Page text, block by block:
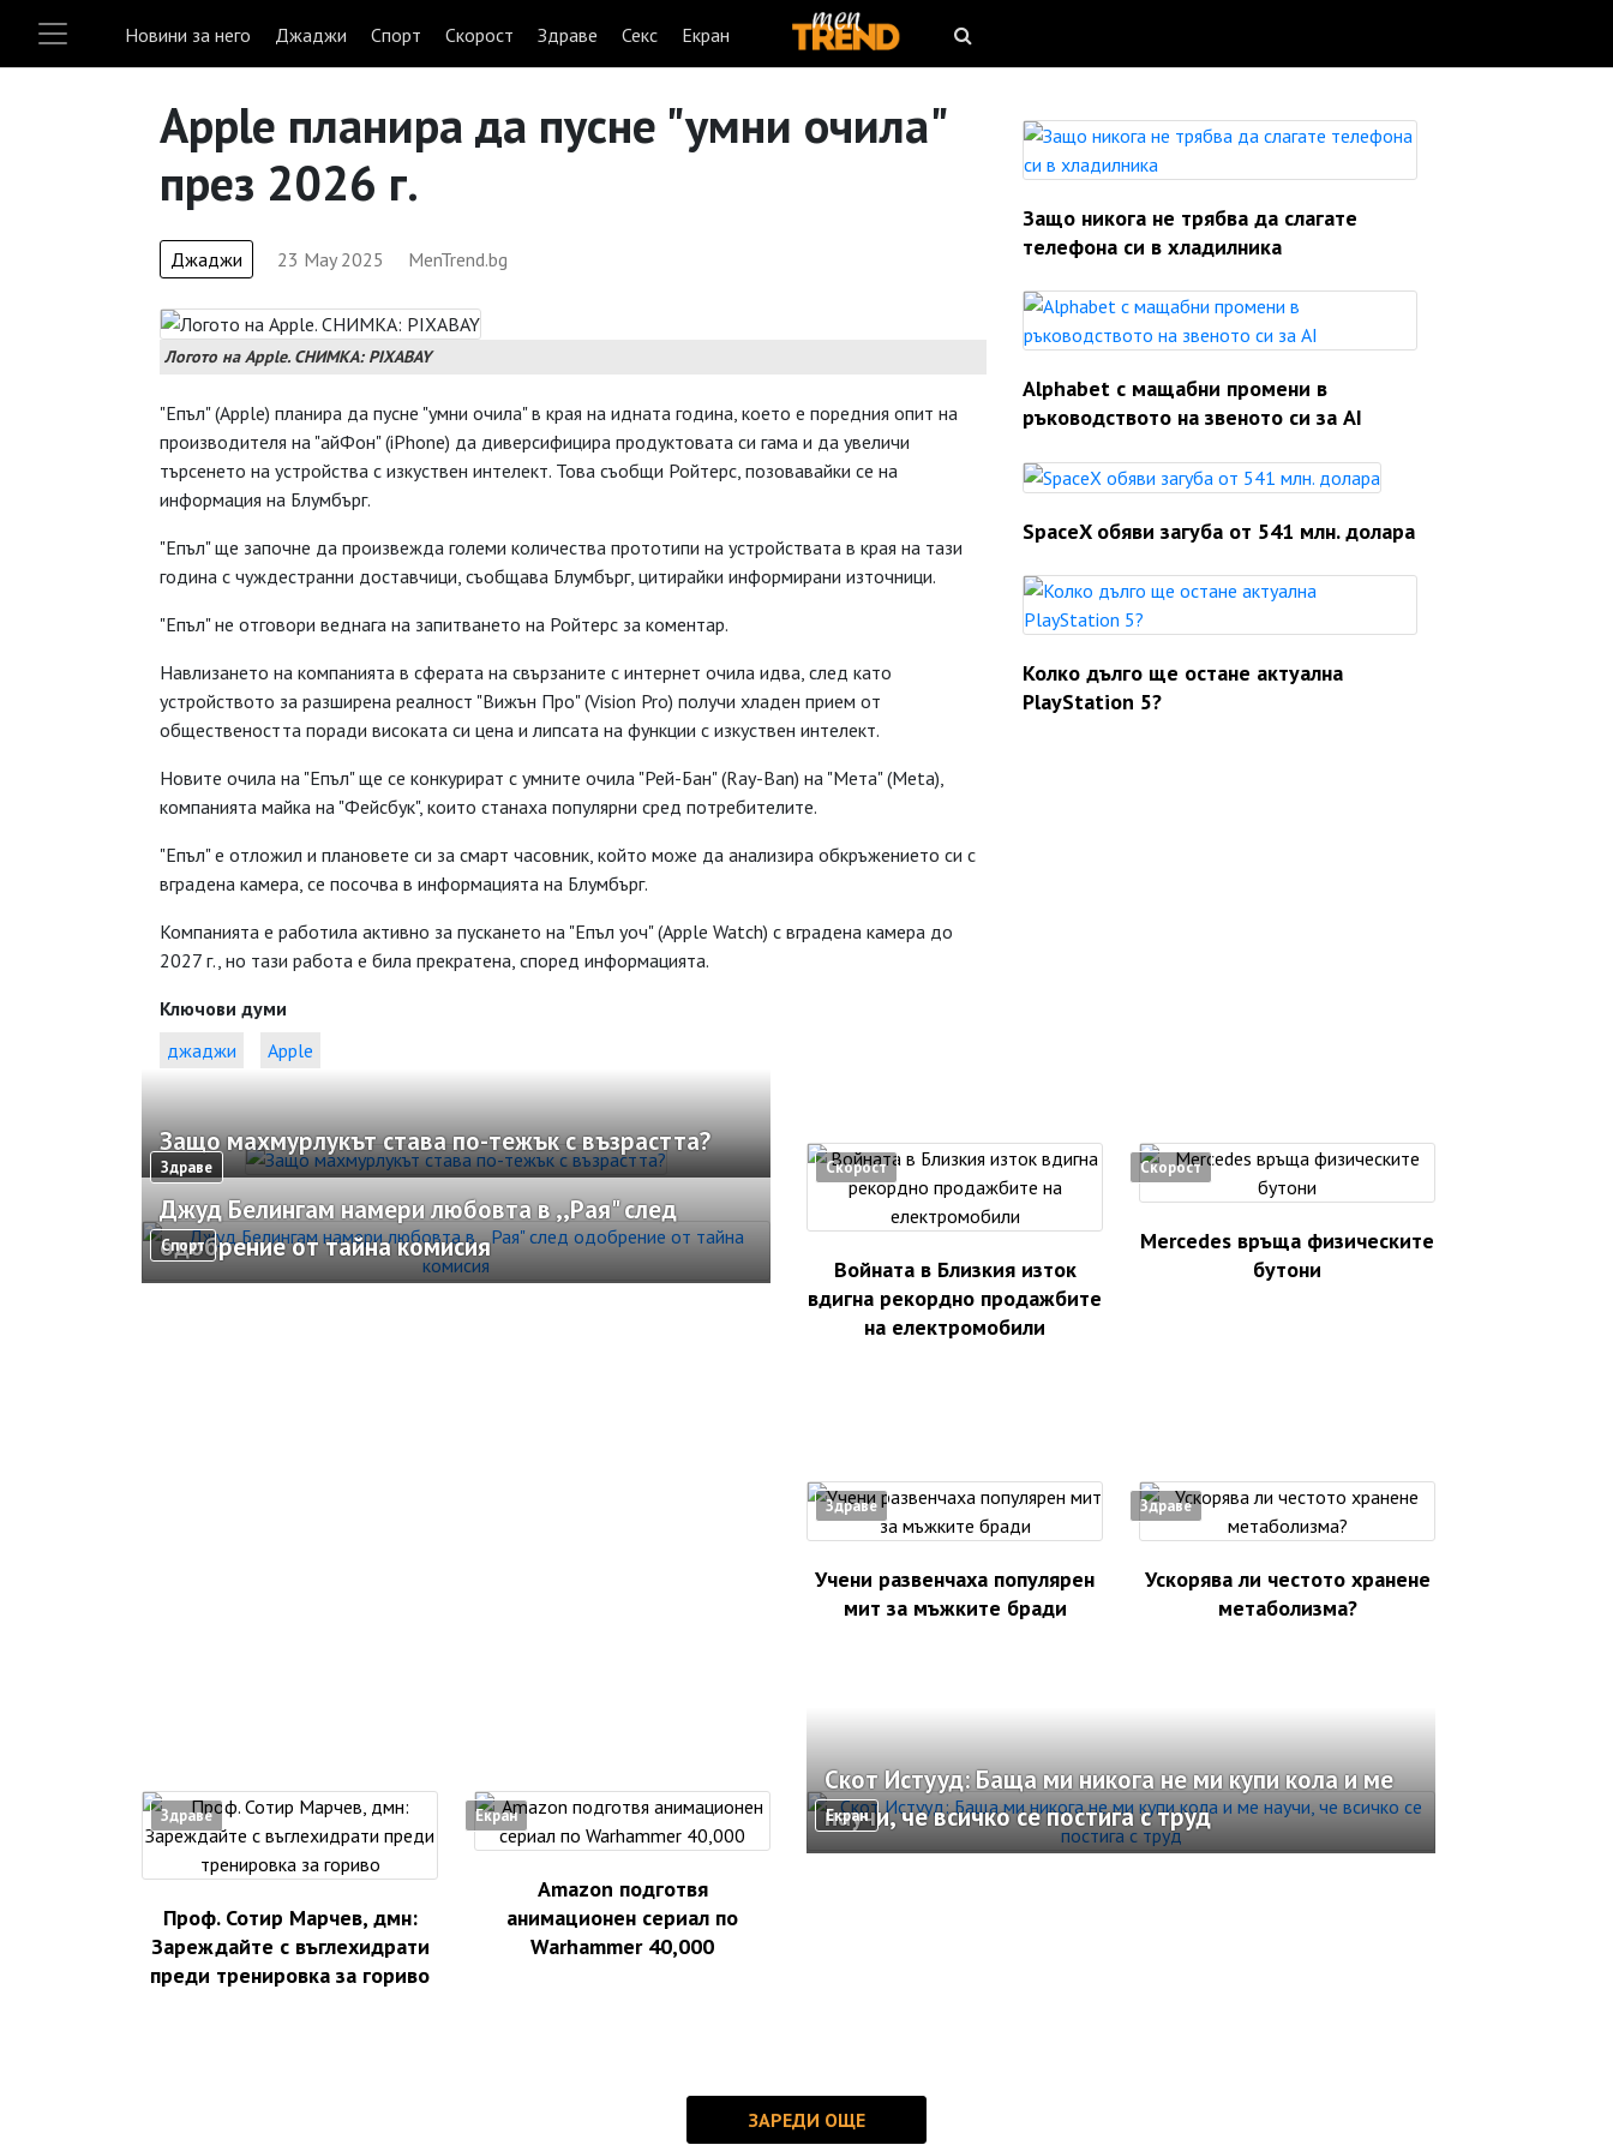
Новини за него Джаджи Спорт Скорост Здраве Секс Екран
Apple планира да пусне "умни очила"
през 2026 г.
Джаджи 23 May 2025 MenTrend.bg
Логото на Apple. СНИМКА: PIXABAY
"Епъл" (Apple) планира да пусне "умни очила" в края на идната година, което е поредния опит на
производителя на "айФон" (iPhone) да диверсифицира продуктовата си гама и да увеличи
търсенето на устройства с изкуствен интелект. Това съобщи Ройтерс, позовавайки се на
информация на Блумбърг.
"Епъл" ще започне да произвежда големи количества прототипи на устройствата в края на тази
година с чуждестранни доставчици, съобщава Блумбърг, цитирайки информирани източници.
"Епъл" не отговори веднага на запитването на Ройтерс за коментар.
Навлизането на компанията в сферата на свързаните с интернет очила идва, след като
устройството за разширена реалност "Вижън Про" (Vision Pro) получи хладен прием от
обществеността поради високата си цена и липсата на функции с изкуствен интелект.
Новите очила на "Епъл" ще се конкурират с умните очила "Рей-Бан" (Ray-Ban) на "Мета" (Meta),
компанията майка на "Фейсбук", които станаха популярни сред потребителите.
"Епъл" е отложил и плановете си за смарт часовник, който може да анализира обкръжението си с
вградена камера, се посочва в информацията на Блумбърг.
Компанията е работила активно за пускането на "Епъл уоч" (Apple Watch) с вградена камера до
2027 г., но тази работа е била прекратена, според информацията.
Ключови думи
джаджи
Apple
Защо никога не трябва да слагате
телефона си в хладилника
Alphabet с мащабни промени в
ръководството на звеното си за AI
SpaceX обяви загуба от 541 млн. долара
Колко дълго ще остане актуална
PlayStation 5?
Здраве
Защо махмурлукът става по-тежък с възрастта?
Спорт
Джуд Белингам намери любовта в ,,Рая" след
одобрение от тайна комисия
Скорост
Войната в Близкия изток
вдигна рекордно продажбите
на електромобили
Скорост
Mercedes връща физическите
бутони
Здраве
Учени развенчаха популярен
мит за мъжките бради
Здраве
Ускорява ли честото хранене
метаболизма?
Здраве
Проф. Сотир Марчев, дмн:
Зареждайте с въглехидрати
преди тренировка за гориво
Екран
Amazon подготвя
анимационен сериал по
Warhammer 40,000
Екран
Скот Истууд: Баща ми никога не ми купи кола и ме
научи, че всичко се постига с труд